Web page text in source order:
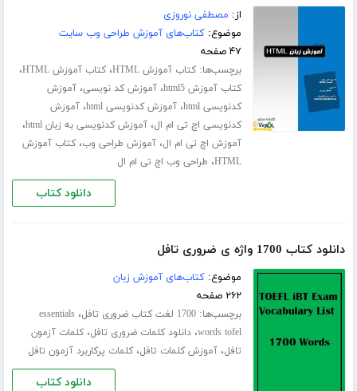
از: مصطفی نوروزی
موضوع:کتاب‌های آموزش طراحی وب سایت
۴۷ صفحه
برچسب‌ها:کتاب آموزش HTML ،کتاب آموزش HTML ،
کتاب آموزش html5 ،آموزش کد نویسی،آموزش
کدنویسی html
،آموزش کدنویسی html ،آموزش
کدنویسی اچ تی ام ال،آموزش کدنویسی به زبان html ،
آموزش اچ تی ام ال،آموزش طراحی وب،کتاب آموزش
HTML، طراحی وب اچ تی ام ال
دانلود کتاب
دانلود کتاب 1700 واژه ی ضروری تافل
موضوع:کتاب‌های آموزش زبان
۲۶۲ صفحه
برچسب‌ها:1700 لغت کتاب ضروری تافل ،essentials
words tofel،دانلود کلمات ضروری تافل،کلمات آزمون
تافل،آموزش کلمات تافل،کلمات پرکاربرد آزمون تافل
دانلود کتاب